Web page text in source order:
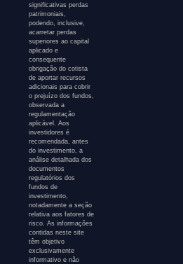
significativas perdas
patrimoniais,
podendo, inclusive,
acarretar perdas
superiores ao capital
aplicado e
consequente
obrigação do cotista
de aportar recursos
adicionais para cobrir
o prejuízo dos fundos,
observada a
regulamentação
aplicável. Aos
investidores é
recomendada, antes
do investimento, a
análise detalhada dos
documentos
regulatórios dos
fundos de
investimento,
notadamente a seção
relativa aos fatores de
risco. As informações
contidas neste site
têm objetivo
exclusivamente
informativo e não